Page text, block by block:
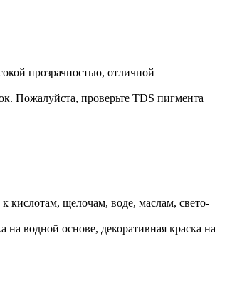
прозрачностью, отличной
Пожалуйста, проверьте TDS пигмента
кислотам, щелочам, воде, маслам, свето-
водной основе, декоративная краска на